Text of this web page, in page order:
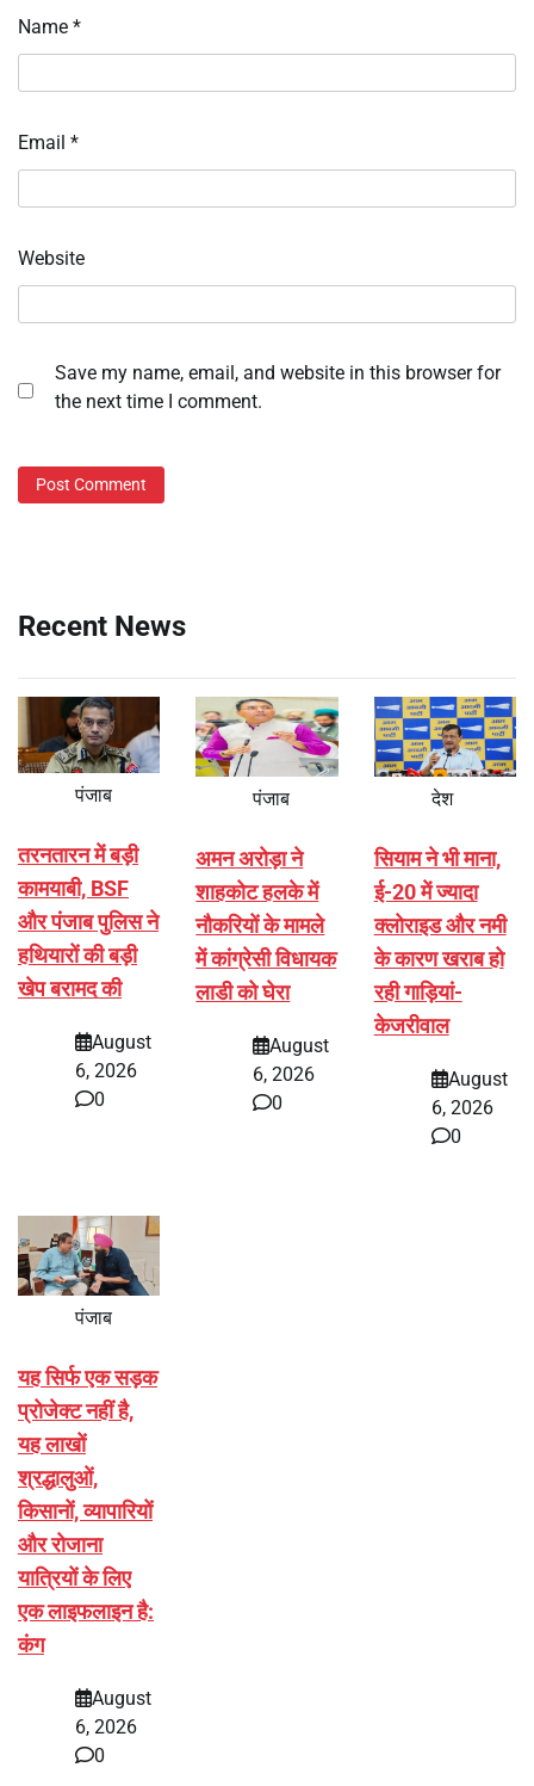
Name *
Email *
Website
Save my name, email, and website in this browser for
the next time I comment.
Recent News
पंजाब
तरनतारन में बड़ी
कामयाबी, BSF
और पंजाब पुलिस ने
हथियारों की बड़ी
खेप बरामद की
August
6, 2026
0
पंजाब
अमन अरोड़ा ने
शाहकोट हलके में
नौकरियों के मामले
में कांग्रेसी विधायक
लाडी को घेरा
August
6, 2026
0
देश
सियाम ने भी माना,
ई-20 में ज्यादा
क्लोराइड और नमी
के कारण खराब हो
रही गाड़ियां-
केजरीवाल
August
6, 2026
0
पंजाब
यह सिर्फ एक सड़क
प्रोजेक्ट नहीं है,
यह लाखों
श्रद्धालुओं,
किसानों, व्यापारियों
और रोजाना
यात्रियों के लिए
एक लाइफलाइन है:
कंग
August
6, 2026
0